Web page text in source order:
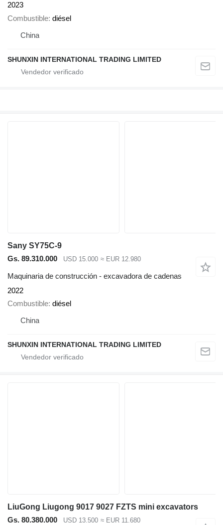
2023
Combustible diésel
China
SHUNXIN INTERNATIONAL TRADING LIMITED
Sany SY75C-9
Gs. 89.310.000
USD 15.000 ≈ EUR 12.980
Maquinaria de construcción - excavadora de cadenas
2022
Combustible diésel
China
SHUNXIN INTERNATIONAL TRADING LIMITED
LiuGong Liugong 9017 9027 FZTS mini excavators
Gs. 80.380.000
USD 13.500 ≈ EUR 11.680